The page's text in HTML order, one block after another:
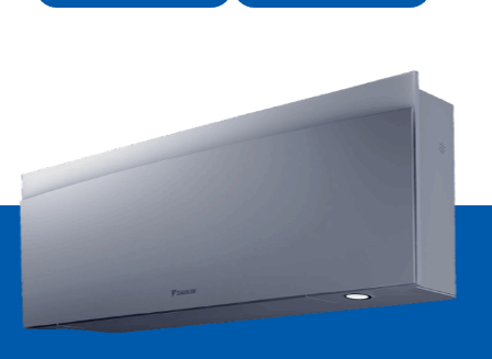
General Frigo Siena è un punto vendita ufficiale